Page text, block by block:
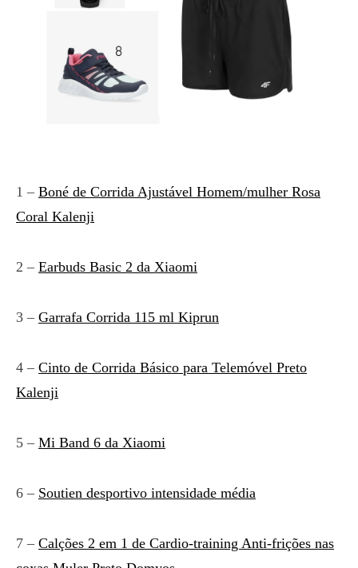
1 – Boné de Corrida Ajustável Homem/mulher Rosa
Coral Kalenji
2 – Earbuds Basic 2 da Xiaomi
3 – Garrafa Corrida 115 ml Kiprun
4 – Cinto de Corrida Básico para Telemóvel Preto
Kalenji
5 – Mi Band 6 da Xiaomi
6 – Soutien desportivo intensidade média
7 – Calções 2 em 1 de Cardio-training Anti-frições nas